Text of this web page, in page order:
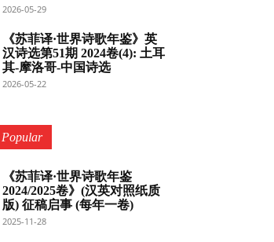
2026-05-29
《苏菲译·世界诗歌年鉴》英
汉诗选第51期 2024卷(4): 土耳
其-摩洛哥-中国诗选
2026-05-22
《苏菲译·世界诗歌年鉴
2024/2025卷》(汉英对照纸质
版) 征稿启事 (每年一卷)
2025-11-28